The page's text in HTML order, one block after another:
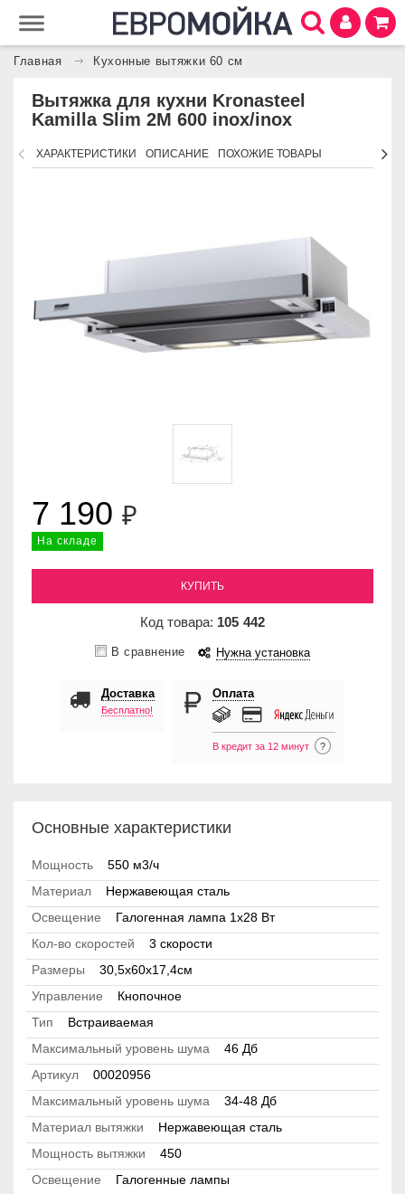
Главная Кухонные вытяжки 60 см
Вытяжка для кухни Kronasteel
Kamilla Slim 2M 600 inox/inox
ХАРАКТЕРИСТИКИ ОПИСАНИЕ ПОХОЖИЕ ТОВАРЫ
7 190 ₽
На складе
КУПИТЬ
Код товара: 105 442
В сравнение Нужна установка
Доставка
Бесплатно!
Оплата
В кредит за 12 минут ?
Основные характеристики
Мощность
550 м3/ч
Материал
Нержавеющая сталь
Освещение
Галогенная лампа 1x28 Вт
Кол-во скоростей
3 скорости
Размеры
30,5х60х17,4см
Управление
Кнопочное
Тип
Встраиваемая
Максимальный уровень шума
46 Дб
Артикул
00020956
Максимальный уровень шума
34-48 Дб
Материал вытяжки
Нержавеющая сталь
Мощность вытяжки
450
Освещение
Галогенные лампы